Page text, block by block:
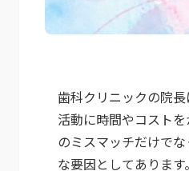
歯科クリニックの院
活動に時間やコスト
のミスマッチだけで
な要因としてありま